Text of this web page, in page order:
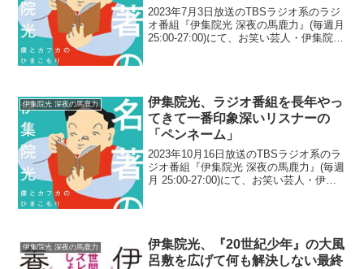
き「皆さんの心が踊るような話題
(笑)」
2023年7月3日放送のTBSラジオ系のラジ
オ番組『伊集院光 深夜の馬鹿力』(毎週月
25:00-27:00)にて、お笑い芸人・伊集院光
伊集院光 深夜の馬鹿力
伊集院光、ラジオ番組を長年やっ
てきて一番印象深いリスナーの
「ペンネーム」
2023年10月16日放送のTBSラジオ系のラ
ジオ番組『伊集院光 深夜の馬鹿力』(毎週
月 25:00-27:00)にて、お笑い芸人・伊集
伊集院光 深夜の馬鹿力
伊集院光、『20世紀少年』の大風
呂敷を広げて何も解決しない最終